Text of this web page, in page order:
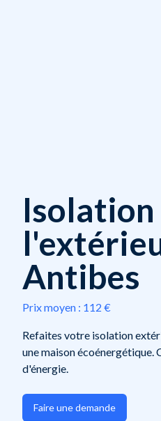
Antibes
Prix moyen : 112 €
Refaites votre isolation
une maison écoénergétique.
d'énergie.
Faire une demande